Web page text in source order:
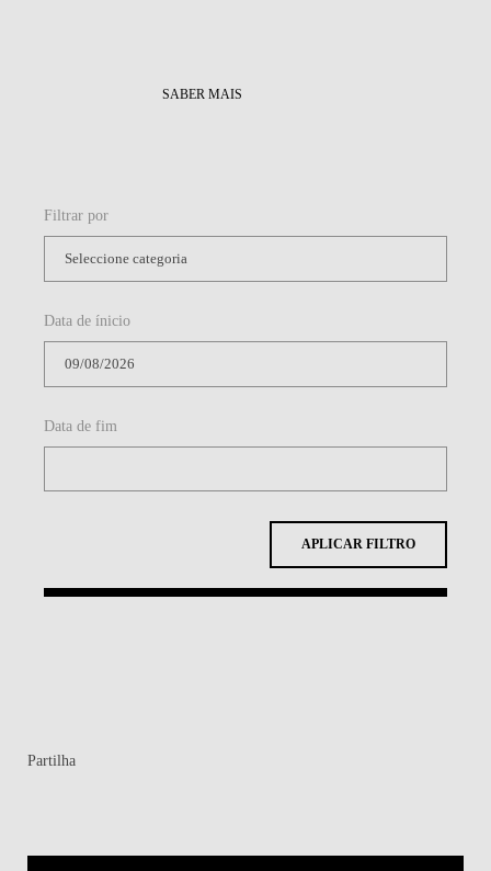
SABER MAIS
Filtrar por
Data de ínicio
Data de fim
APLICAR FILTRO
Partilha